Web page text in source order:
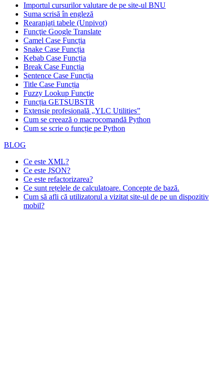
Importul cursurilor valutare de pe site-ul BNU
Suma scrisă în engleză
Rearanjați tabele (Unpivot)
Funcţie Google Translate
Camel Case Funcția
Snake Case Funcția
Kebab Case Funcția
Break Case Funcția
Sentence Case Funcția
Title Case Funcția
Fuzzy Lookup Funcţie
Funcția GETSUBSTR
Extensie profesională „YLC Utilities”
Cum se creează o macrocomandă Python
Cum se scrie o funcție pe Python
BLOG
Ce este XML?
Ce este JSON?
Ce este refactorizarea?
Ce sunt rețelele de calculatoare. Concepte de bază.
Cum să afli că utilizatorul a vizitat site-ul de pe un dispozitiv
mobil?